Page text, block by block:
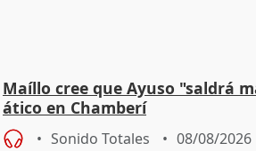
Maíllo cree que Ayuso "saldrá
ático en Chamberí
Sonido Totales 08/08/2026